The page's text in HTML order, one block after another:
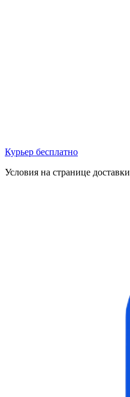
Курьер бесплатно
Условия на странице доставки